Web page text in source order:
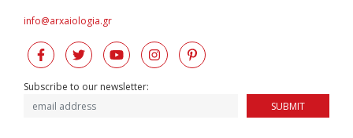
info@arxaiologia.gr
Subscribe to our newsletter:
SUBMIT